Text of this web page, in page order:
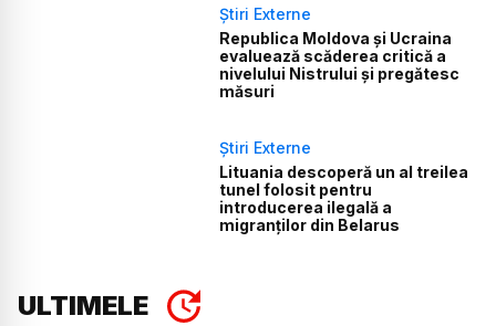
Știri Externe
Republica Moldova și Ucraina
evaluează scăderea critică a
nivelului Nistrului și pregătesc
măsuri
Știri Externe
Lituania descoperă un al treilea
tunel folosit pentru
introducerea ilegală a
migranților din Belarus
ULTIMELE